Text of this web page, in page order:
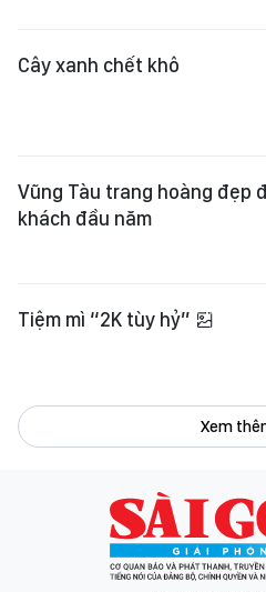
Cây xanh chết khô
Vũng Tàu trang hoàng đẹp
khách đầu năm
Tiệm mì “2K tùy hỷ”
Xem